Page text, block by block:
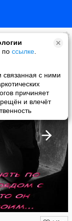
по ссылке
связанная с ними
причиняет
и влечёт